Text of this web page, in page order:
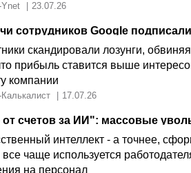
23.07.26
скандировали лозунги,
прибыль ставится выше
компании
17.07.26
интеллект - а точнее,
чаще используется
на персонал